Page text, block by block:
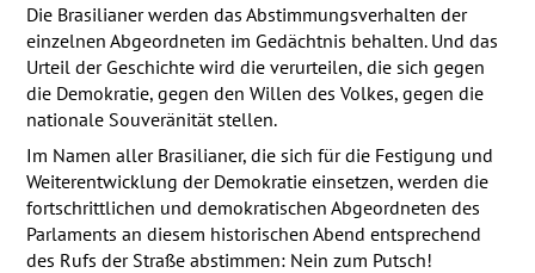
Die Brasilianer werden das Abstimmungsverhalten der
einzelnen Abgeordneten im Gedächtnis behalten. Und das
Urteil der Geschichte wird die verurteilen, die sich gegen
die Demokratie, gegen den Willen des Volkes, gegen die
nationale Souveränität stellen.
Im Namen aller Brasilianer, die sich für die Festigung und
Weiterentwicklung der Demokratie einsetzen, werden die
fortschrittlichen und demokratischen Abgeordneten des
Parlaments an diesem historischen Abend entsprechend
des Rufs der Straße abstimmen: Nein zum Putsch!